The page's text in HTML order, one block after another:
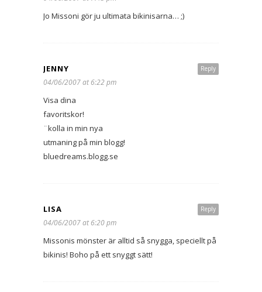
Jo Missoni gör ju ultimata bikinisarna… ;)
Reply
JENNY
04/06/2007 at 6:22 pm
Visa dina
favoritskor!
¨kolla in min nya
utmaning på min blogg!
bluedreams.blogg.se
Reply
LISA
04/06/2007 at 6:20 pm
Missonis mönster är alltid så snygga, speciellt på
bikinis! Boho på ett snyggt sätt!